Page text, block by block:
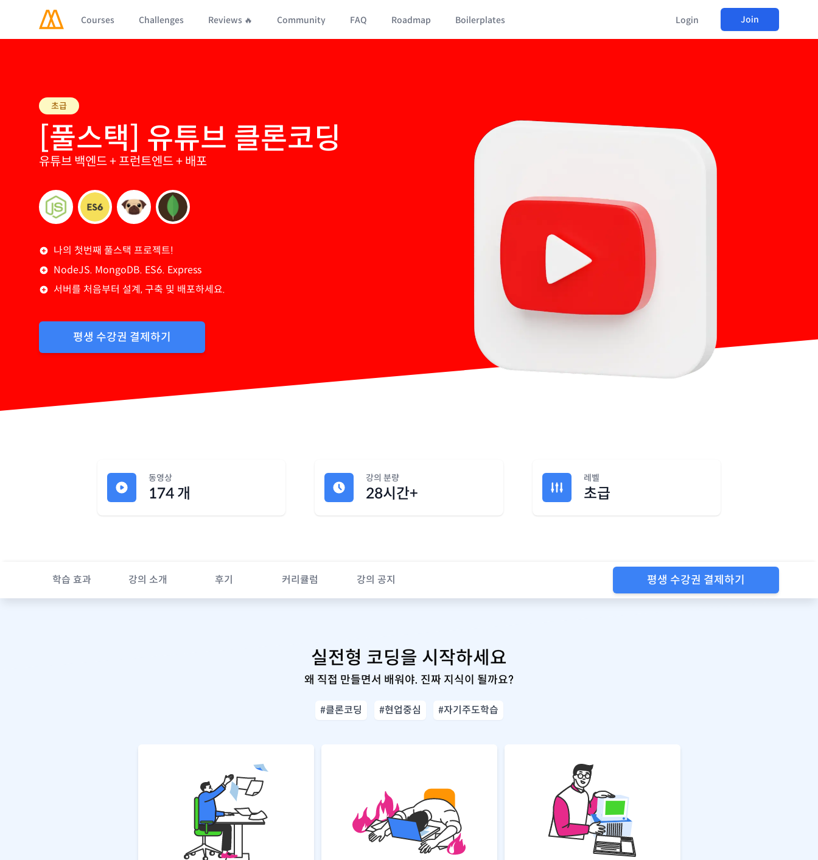
Courses Challenges Reviews 🔥 Community FAQ Roadmap Boilerplates Login Join
초급
[풀스택] 유튜브 클론코딩
유튜브 백엔드 + 프런트엔드 + 배포
나의 첫번째 풀스택 프로젝트!
NodeJS. MongoDB. ES6. Express
서버를 처음부터 설계, 구축 및 배포하세요.
평생 수강권 결제하기
동영상
174 개
강의 분량
28시간+
레벨
초급
학습 효과 강의 소개 후기 커리큘럼 강의 공지 평생 수강권 결제하기
실전형 코딩을 시작하세요
왜 직접 만들면서 배워야. 진짜 지식이 될까요?
#클론코딩 #현업중심 #자기주도학습